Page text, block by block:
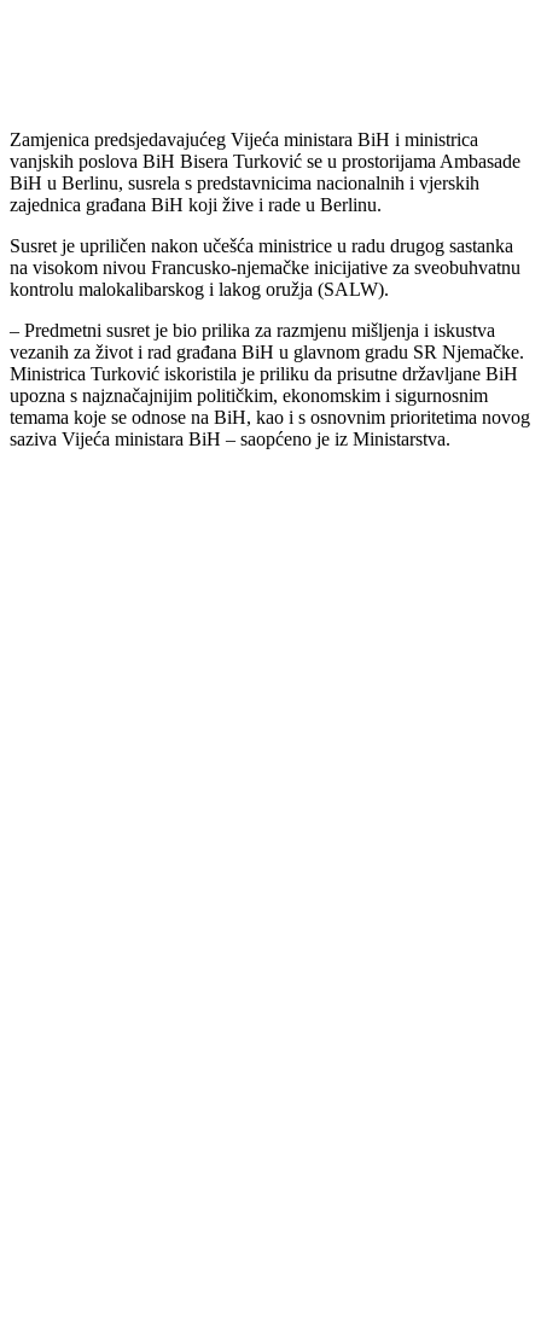
Zamjenica predsjedavajućeg Vijeća ministara BiH i ministrica
vanjskih poslova BiH Bisera Turković se u prostorijama Ambasade
BiH u Berlinu, susrela s predstavnicima nacionalnih i vjerskih
zajednica građana BiH koji žive i rade u Berlinu.
Susret je upriličen nakon učešća ministrice u radu drugog sastanka
na visokom nivou Francusko-njemačke inicijative za sveobuhvatnu
kontrolu malokalibarskog i lakog oružja (SALW).
– Predmetni susret je bio prilika za razmjenu mišljenja i iskustva
vezanih za život i rad građana BiH u glavnom gradu SR Njemačke.
Ministrica Turković iskoristila je priliku da prisutne državljane BiH
upozna s najznačajnijim političkim, ekonomskim i sigurnosnim
temama koje se odnose na BiH, kao i s osnovnim prioritetima novog
saziva Vijeća ministara BiH – saopćeno je iz Ministarstva.